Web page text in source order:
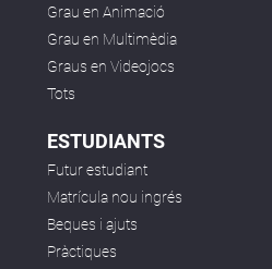
Grau en Animació
Grau en Multimèdia
Graus en Videojocs
Tots
ESTUDIANTS
Futur estudiant
Matrícula nou ingrés
Beques i ajuts
Pràctiques